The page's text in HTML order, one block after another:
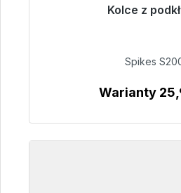
Kolce z
Gotowy do
51,49 €
Spikes
Warianty